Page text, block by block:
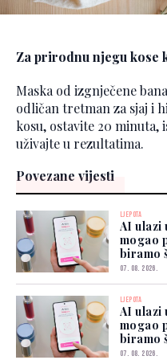
Za prirodnu njegu kose
Maska od izgnječene
odličan tretman za sjaj i
kosu, ostavite 20 minuta,
uživajte u rezultatima.
Povezane vijesti
LJEPOTA
AI ulazi
mogao
biramo
07. 08. 2026.
LJEPOTA
AI ulazi
mogao
biramo
07. 08. 2026.